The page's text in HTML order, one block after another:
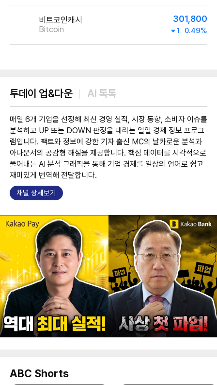
비트코인캐시
Bitcoin
301,800
1 0.49%
투데이 업&다운 AI 톡톡
매일 6개 기업을 선정해 최신 경영 실적, 시장 동향, 소비자 이슈를
분석하고 UP 또는 DOWN 판정을 내리는 일일 경제 정보 프로그
램입니다. 팩트와 정보에 강한 기자 출신 MC의 날카로운 분석과
아나운서의 공감형 해설을 제공합니다. 핵심 데이터를 시각적으로
풀어내는 AI 분석 그래픽을 통해 기업 경제를 일상의 언어로 쉽고
재미있게 번역해 전달합니다.
채널 상세보기
ABC Shorts